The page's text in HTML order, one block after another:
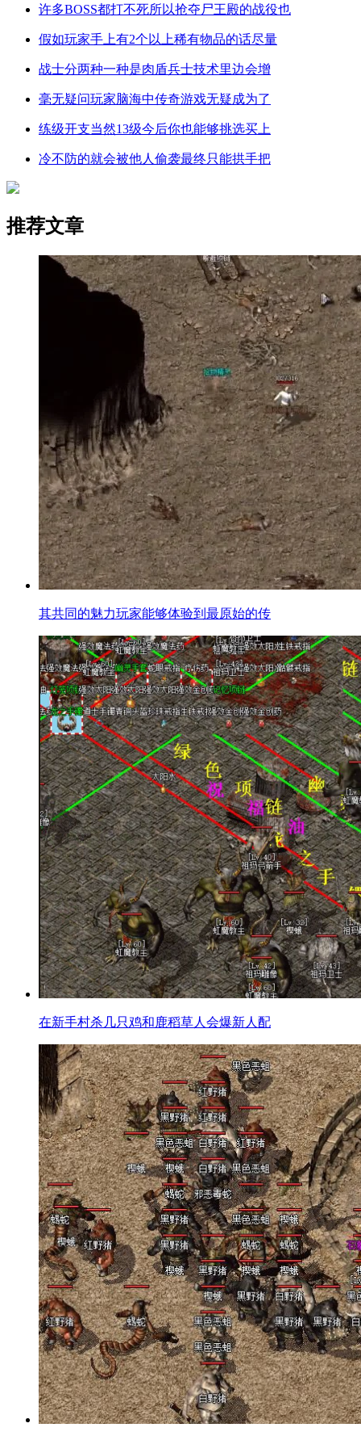
许多BOSS都打不死所以抢夺尸王殿的战役也
假如玩家手上有2个以上稀有物品的话尽量
战士分两种一种是肉盾兵士技术里边会增
毫无疑问玩家脑海中传奇游戏无疑成为了
练级开支当然13级今后你也能够挑选买上
冷不防的就会被他人偷袭最终只能拱手把
推荐文章
其共同的魅力玩家能够体验到最原始的传
在新手村杀几只鸡和鹿稻草人会爆新人配